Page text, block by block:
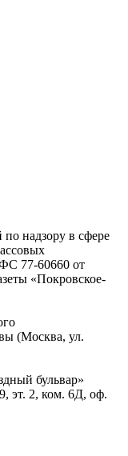
надзору в сфере
77-60660 от
«Покровское-
(Москва, ул.
бульвар»
эт. 2, ком. 6Д, оф.